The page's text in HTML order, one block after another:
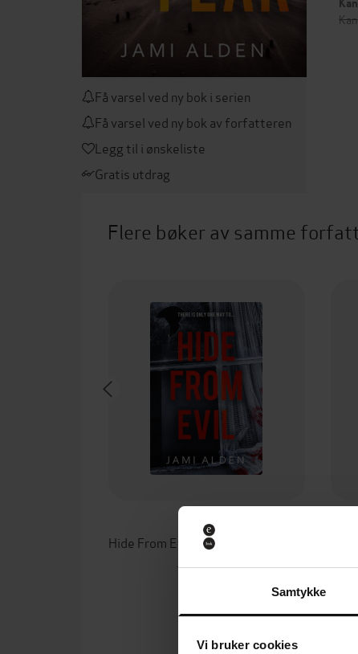
Samtykke
Vi bruker cookies
Få varsel ved ny bok i serien
Få varsel ved ny bok av forfatteren
Legg til i ønskeliste
Gratis utdrag
Flere bøker av samme
94,-